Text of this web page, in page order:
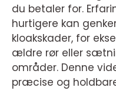
du betaler for.
hurtigere kan
kloakskader, for
ældre rør eller
områder. Denne
præcise og